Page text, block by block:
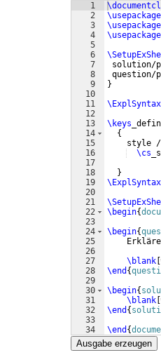
1
2
3
4
5
6
7
8
9
10
11
12
13
14
15
16
17
18
19
20
21
22
23
24
25
26
27
28
29
30
31
32
33
34
\usepackage
\usepackage
\usepackage
solution/
question/
}
\keys
{
style
\cs
}
\begin{
\begin{
\blank
\end {
\begin{
\blank
\end {
\end {
Ausgabe erzeugen